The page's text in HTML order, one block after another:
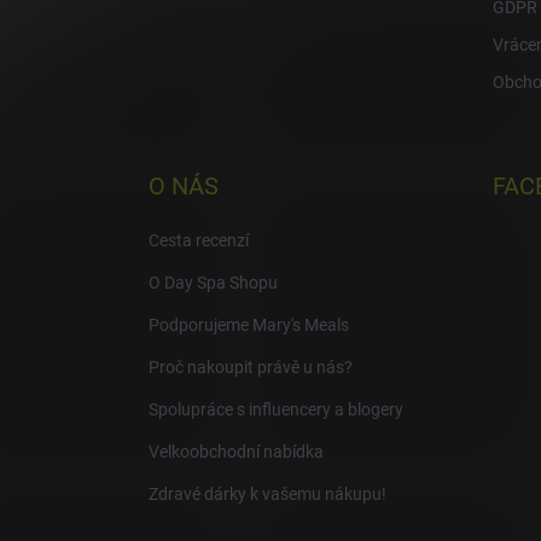
GDPR
O NÁS
Cesta recenzí
O Day Spa Shopu
Podporujeme Mary's Meals
Proč nakoupit právě u nás?
Spolupráce s influencery a blogery
Velkoobchodní nabídka
Zdravé dárky k vašemu nákupu!